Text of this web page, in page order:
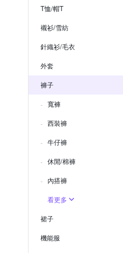
T恤/帽T
襯衫/雪紡
針織衫/毛衣
外套
褲子
寬褲
西裝褲
牛仔褲
休閒/棉褲
內搭褲
看更多
裙子
機能服
奇威 靚夏穿搭企劃 28折起搶購